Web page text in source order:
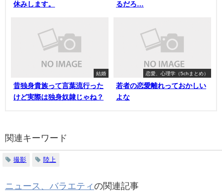
休みします。
るだろ…
結婚
昔独身貴族って言葉流行った
けど実際は独身奴隷じゃね？
恋愛、心理学（5chまとめ）
若者の恋愛離れっておかしい
よな
関連キーワード
撮影 陸上
ニュース、バラエティ の関連記事